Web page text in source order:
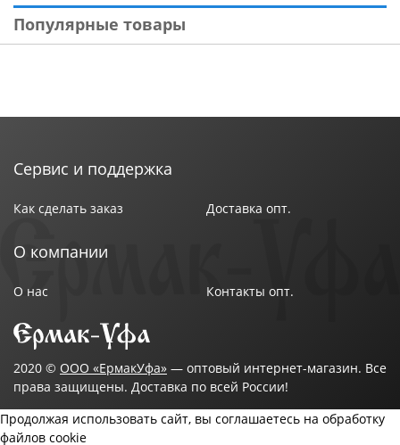
Популярные товары
Сервис и поддержка
Как сделать заказ Доставка опт.
О компании
О нас Контакты опт.
2020 © ООО «ЕрмакУфа» — оптовый интернет-магазин. Все
права защищены. Доставка по всей России!
Продолжая использовать сайт, вы соглашаетесь на обработку
файлов cookie